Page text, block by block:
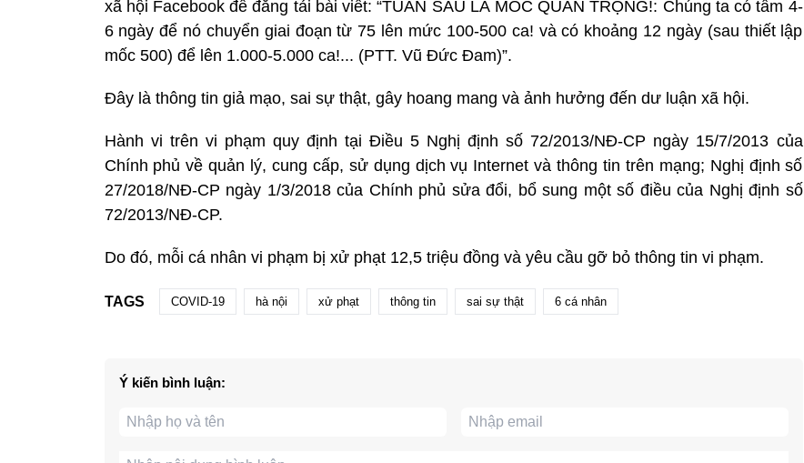
xã hội Facebook để đăng tải bài viết: “TUẦN SAU LÀ MỐC QUAN TRỌNG!: Chúng ta có tầm 4-
6 ngày để nó chuyển giai đoạn từ 75 lên mức 100-500 ca! và có khoảng 12 ngày (sau thiết lập
mốc 500) để lên 1.000-5.000 ca!... (PTT. Vũ Đức Đam)”.
Đây là thông tin giả mạo, sai sự thật, gây hoang mang và ảnh hưởng đến dư luận xã hội.
Hành vi trên vi phạm quy định tại Điều 5 Nghị định số 72/2013/NĐ-CP ngày 15/7/2013 của
Chính phủ về quản lý, cung cấp, sử dụng dịch vụ Internet và thông tin trên mạng; Nghị định số
27/2018/NĐ-CP ngày 1/3/2018 của Chính phủ sửa đổi, bổ sung một số điều của Nghị định số
72/2013/NĐ-CP.
Do đó, mỗi cá nhân vi phạm bị xử phạt 12,5 triệu đồng và yêu cầu gỡ bỏ thông tin vi phạm.
TAGS COVID-19 hà nội xử phạt thông tin sai sự thật 6 cá nhân
Ý kiến bình luận: